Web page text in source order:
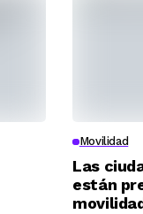
Movilidad
Las
están